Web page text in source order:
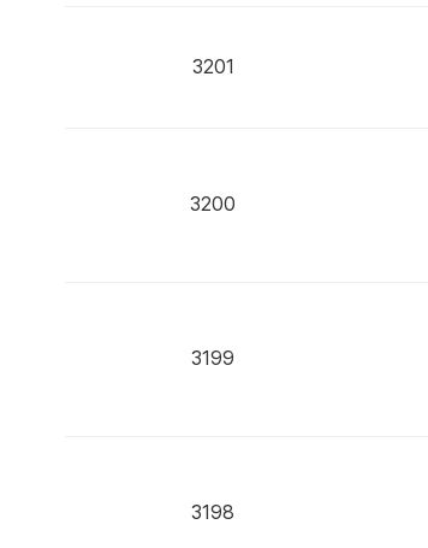
3201
3200
3199
3198